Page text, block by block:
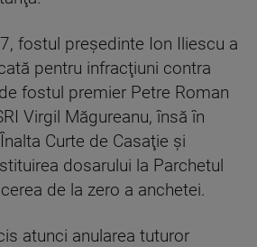
fostul preşedinte Ion Iliescu a
pentru infracţiuni contra
fostul premier Petre Roman
Virgil Măgureanu, însă în
Curte de Casaţie şi
dosarului la Parchetul
de la zero a anchetei.
atunci anularea tuturor